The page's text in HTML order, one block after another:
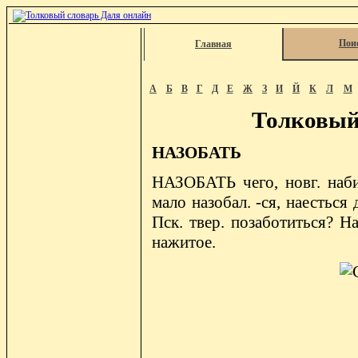
Главная
А Б В Г Д Е Ж З И Й К Л М
НАЗОБАТЬ
НАЗОБАТЬ чего, новг.
мало назобал. -ся,
Пск. твер. позаботиться?
нажитое.